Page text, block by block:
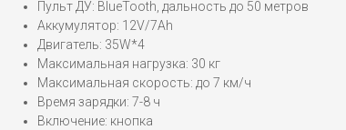
Пульт ДУ: BlueTooth, дальность до 50 метров
Аккумулятор: 12V/7Ah
Двигатель: 35W*4
Максимальная нагрузка: 30 кг
Максимальная скорость: до 7 км/ч
Время зарядки: 7-8 ч
Включение: кнопка